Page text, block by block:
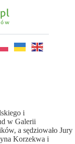
i
w Galerii
a sędziowało Jury
Korzekwa i